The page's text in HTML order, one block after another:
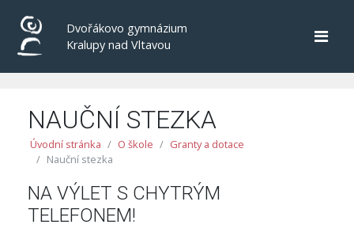
Dvořákovo gymnázium
Kralupy nad Vltavou
NAUČNÍ STEZKA
Úvodní stránka O škole
Granty a dotace
Nauční stezka
NA VÝLET S CHYTRÝM
TELEFONEM!